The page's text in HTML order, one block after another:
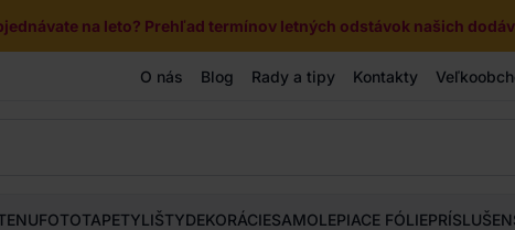
na leto? Prehľad termínov letných odstávok našich
O nás Blog Rady a tipy Kontakty
FOTOTAPETYLIŠTYDEKORÁCIESAMOLEPIACE FÓLIE